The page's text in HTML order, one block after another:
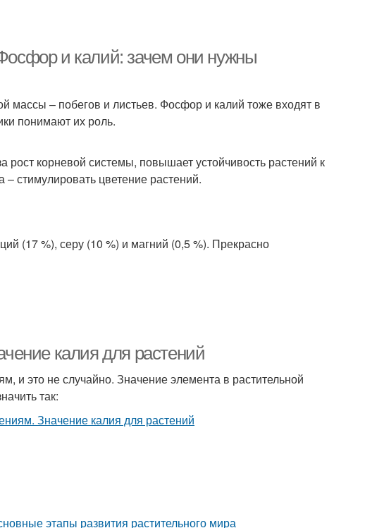
и калий: зачем они нужны
массы – побегов и листьев. Фосфор и калий тоже входят в
понимают их роль.
корневой системы, повышает устойчивость растений к
– стимулировать цветение растений.
(17 %), серу (10 %) и магний (0,5 %). Прекрасно
калия для растений
и это не случайно. Значение элемента в растительной
так:
этапы развития растительного мира